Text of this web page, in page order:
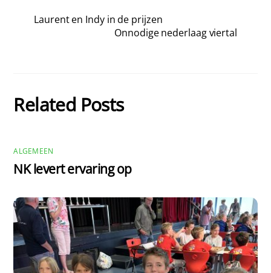
Laurent en Indy in de prijzen
Onnodige nederlaag viertal
Related Posts
ALGEMEEN
NK levert ervaring op